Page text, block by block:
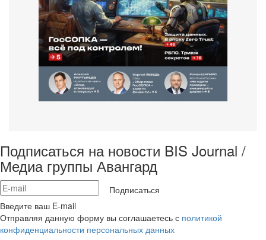
Подписаться на новости BIS Journal /
Медиа группы Авангард
Подписаться
Введите ваш E-mail
Отправляя данную форму вы соглашаетесь с политикой
конфиденциальности персональных данных